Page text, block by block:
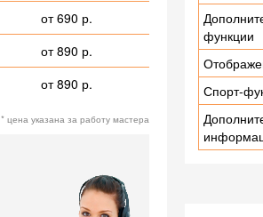
от 690 р.
от 890 р.
от 890 р.
* цена указана за работу мастера
функции
Спорт-